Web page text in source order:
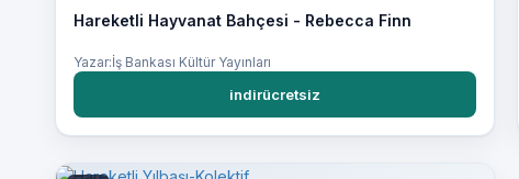
Hareketli Hayvanat Bahçesi - Rebecca Finn
Yazar:İş Bankası Kültür Yayınları
indirücretsiz